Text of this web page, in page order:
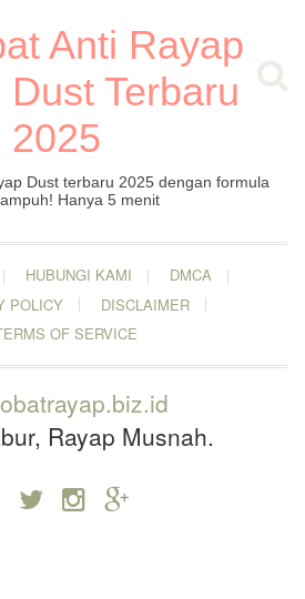
Anti Rayap
Terbaru
2025
Dust terbaru 2025 dengan formula
Hanya 5 menit
HUBUNGI KAMI
DMCA
POLICY
DISCLAIMER
OF SERVICE
Rayap Musnah.